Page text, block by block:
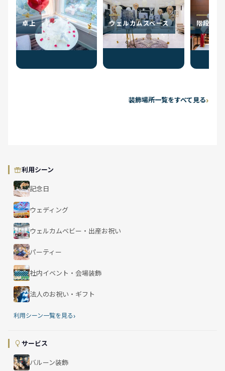
利用シーン
記念日
ウェディング
ウェルカムベビー・出産お祝い
パーティー
社内イベント・会場装飾
法人のお祝い・ギフト
利用シーン一覧を見る›
サービス
バルーン装飾
卓上 ウェルカムスペース 階段
装飾場所一覧をすべて見る